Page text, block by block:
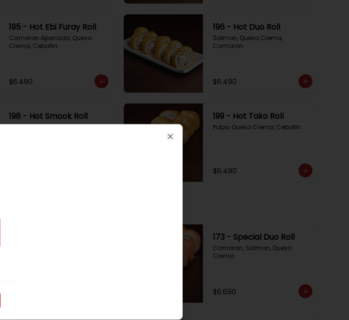
195 - Hot Ebi Furay Roll
Camaron Apanado, Queso
Crema, Cebollin
$6.490
196 - Hot Duo Roll
Salmon, Queso Crema,
Camaron
$6.490
198 - Hot Smook Roll
Salmon Ahumado, Queso
199 - Hot Tako Roll
Pulpo, Queso Crema, Cebollin
$6.490
173 - Special Duo Roll
Camaron, Salmon, Queso
Crema
$6.690
Close